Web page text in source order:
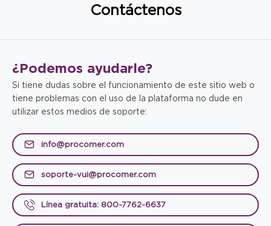
Contáctenos
¿Podemos ayudarle?
Si tiene dudas sobre el funcionamiento de este sitio web o
tiene problemas con el uso de la plataforma no dude en
utilizar estos medios de soporte:
info@procomer.com
soporte-vui@procomer.com
Línea gratuita: 800-7762-6637